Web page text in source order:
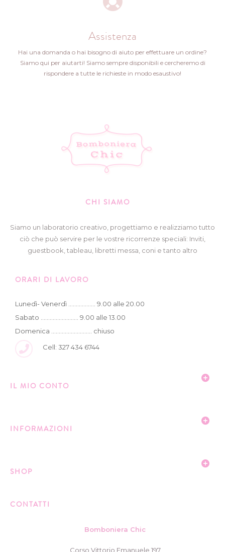
Assistenza
Hai una domanda o hai bisogno di aiuto per effettuare un ordine?
Siamo qui per aiutarti! Siamo sempre disponibili e cercheremo di
rispondere a tutte le richieste in modo esaustivo!
CHI SIAMO
Siamo un laboratorio creativo, progettiamo e realizziamo tutto
ciò che può servire per le vostre ricorrenze speciali: Inviti,
guestbook, tableau, libretti messa, coni e tanto altro
ORARI DI LAVORO
Lunedì- Venerdì .................. 9.00 alle 20.00
Sabato ......................... 9.00 alle 13.00
Domenica ........................... chiuso
Cell: 327 434 6744
IL MIO CONTO
INFORMAZIONI
SHOP
CONTATTI
Bomboniera Chic
Corso Vittorio Emanuele 197